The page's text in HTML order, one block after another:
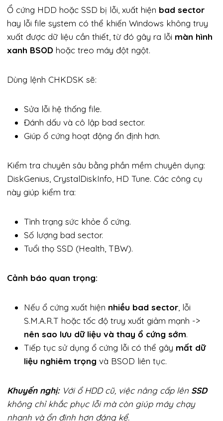
Ổ cứng HDD hoặc SSD bị lỗi, xuất hiện bad sector
hay lỗi file system có thể khiến Windows không truy
xuất được dữ liệu cần thiết, từ đó gây ra lỗi màn hình
xanh BSOD hoặc treo máy đột ngột.
Dùng lệnh CHKDSK sẽ:
Sửa lỗi hệ thống file.
Đánh dấu và cô lập bad sector.
Giúp ổ cứng hoạt động ổn định hơn.
Kiểm tra chuyên sâu bằng phần mềm chuyên dụng:
DiskGenius, CrystalDiskInfo, HD Tune. Các công cụ
này giúp kiểm tra:
Tình trạng sức khỏe ổ cứng.
Số lượng bad sector.
Tuổi thọ SSD (Health, TBW).
Cảnh báo quan trọng:
Nếu ổ cứng xuất hiện nhiều bad sector , lỗi
S.M.A.R.T hoặc tốc độ truy xuất giảm mạnh ->
nên sao lưu dữ liệu và thay ổ cứng sớm.
Tiếp tục sử dụng ổ cứng lỗi có thể gây mất dữ
liệu nghiêm trọng và BSOD liên tục.
Khuyến nghị:Với ổ HDD cũ, việc nâng cấp lên SSD
không chỉ khắc phục lỗi mà còn giúp máy chạy
nhanh và ổn định hơn đáng kể.